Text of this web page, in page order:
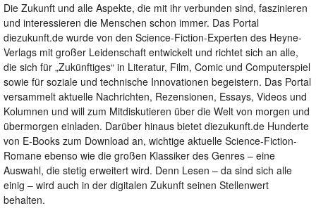
Die Zukunft und alle Aspekte, die mit ihr verbunden sind, faszinieren
und interessieren die Menschen schon immer. Das Portal
diezukunft.de wurde von den Science-Fiction-Experten des Heyne-
Verlags mit großer Leidenschaft entwickelt und richtet sich an alle,
die sich für „Zukünftiges“ in Literatur, Film, Comic und Computerspiel
sowie für soziale und technische Innovationen begeistern. Das Portal
versammelt aktuelle Nachrichten, Rezensionen, Essays, Videos und
Kolumnen und will zum Mitdiskutieren über die Welt von morgen und
übermorgen einladen. Darüber hinaus bietet diezukunft.de Hunderte
von E-Books zum Download an, wichtige aktuelle Science-Fiction-
Romane ebenso wie die großen Klassiker des Genres – eine
Auswahl, die stetig erweitert wird. Denn Lesen – da sind sich alle
einig – wird auch in der digitalen Zukunft seinen Stellenwert
behalten.